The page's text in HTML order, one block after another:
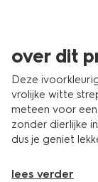
over dit
Deze
vrolijke witte
meteen voor een
zonder dierlijke
dus je geniet
lees verder